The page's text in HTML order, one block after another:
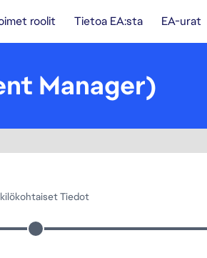
roolit Tietoa EA:sta EA-urat
Manager)
Tiedot